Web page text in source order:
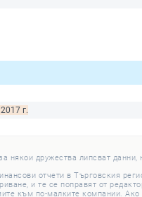
г.
някои дружества липсват данни,
отчети в Търговския
и те се поправят от
към по-малките компании.